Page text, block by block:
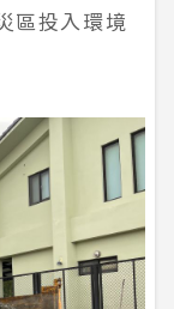
區投入環境